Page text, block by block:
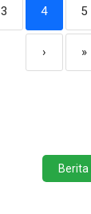
3 4 5
› »
Berita